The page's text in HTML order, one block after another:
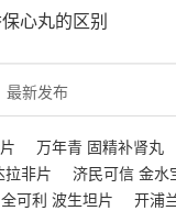
心丸的区别
最新发布
万年青 固精补肾丸
拉非片 济民可信 金水
全可利 波生坦片 开浦